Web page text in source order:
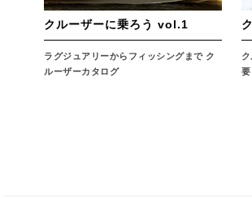
クルーザーに乗ろう vol.1
ラグジュアリーからフィッシングまで ク
ルーザーカタログ